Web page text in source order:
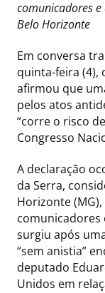
comunicadores
Belo Horizonte
Em conversa
quinta-feira (4),
afirmou que
pelos atos
“corre o risco
Congresso
A declaração
da Serra,
Horizonte
comunicadores
surgiu após
“sem anistia”
deputado
Unidos em